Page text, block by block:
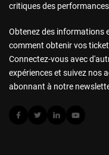
critiques des
Obtenez des informations
comment obtenir vos
Connectez-vous avec
expériences et suivez nos
abonnant à notre